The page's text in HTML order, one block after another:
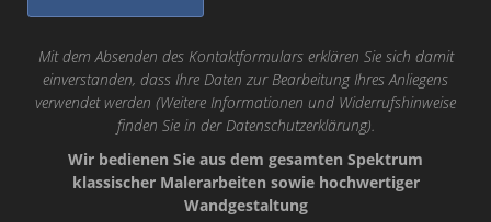
Mit dem Absenden des Kontaktformulars erklären Sie sich damit
einverstanden, dass Ihre Daten zur Bearbeitung Ihres Anliegens
verwendet werden (Weitere Informationen und Widerrufshinweise
finden Sie in der Datenschutzerklärung).
Wir bedienen Sie aus dem gesamten Spektrum
klassischer Malerarbeiten sowie hochwertiger
Wandgestaltung